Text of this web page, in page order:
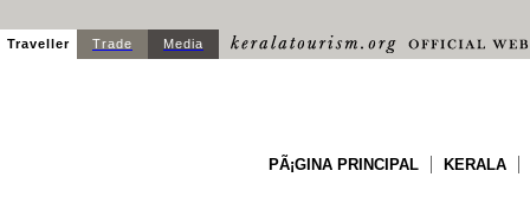
Traveller Trade Media
PÃ¡GINA PRINCIPAL KERALA